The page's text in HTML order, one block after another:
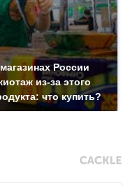
России
из-за этого
что купить?